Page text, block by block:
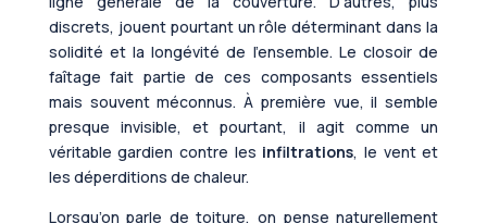
discrets, jouent pourtant un rôle déterminant dans la
solidité et la longévité de l’ensemble. Le closoir de
faîtage fait partie de ces composants essentiels
mais souvent méconnus. À première vue, il semble
presque invisible, et pourtant, il agit comme un
véritable gardien contre les infiltrations, le vent et
les déperditions de chaleur.
Lorsqu’on parle de toiture, on pense naturellement